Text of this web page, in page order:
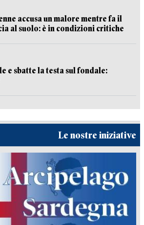
accusa un malore mentre fa il
al suolo: è in condizioni critiche
e sbatte la testa sul fondale:
Le nostre iniziative